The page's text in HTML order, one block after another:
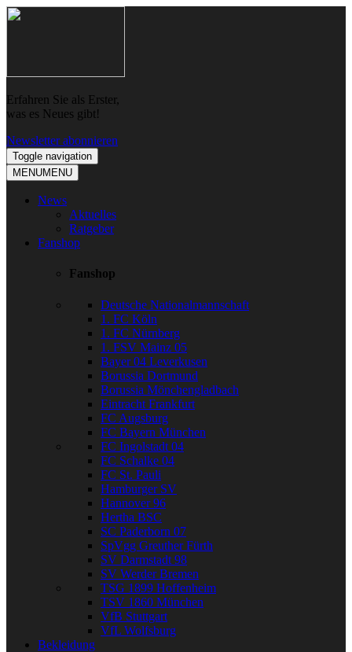
Skip
Skip
Erfahren Sie als Erster,
was es Neues gibt!
Newsletter abonnieren
Toggle navigation
MENUMENU
News
Aktuelles
Ratgeber
Fanshop
Fanshop
Deutsche Nationalmannschaft
1. FC Köln
1. FC Nürnberg
1. FSV Mainz 05
Bayer 04 Leverkusen
Borussia Dortmund
Borussia Mönchengladbach
Eintracht Frankfurt
FC Augsburg
FC Bayern München
FC Ingolstadt 04
FC Schalke 04
FC St. Pauli
Hamburger SV
Hannover 96
Hertha BSC
SC Paderborn 07
SpVgg Greuther Fürth
SV Darmstadt 98
SV Werder Bremen
TSG 1899 Hoffenheim
TSV 1860 München
VfB Stuttgart
VfL Wolfsburg
Bekleidung